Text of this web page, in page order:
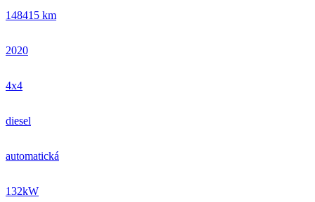
148415 km
2020
4x4
diesel
automatická
132kW